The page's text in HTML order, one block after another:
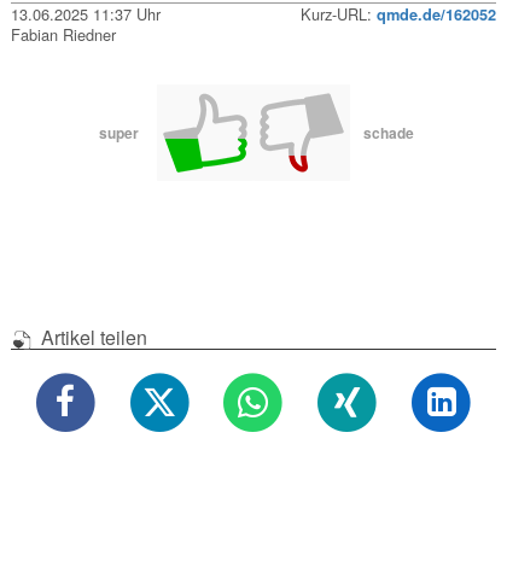
13.06.2025 11:37 Uhr Kurz-URL: qmde.de/162052
Fabian Riedner
super schade
Artikel teilen